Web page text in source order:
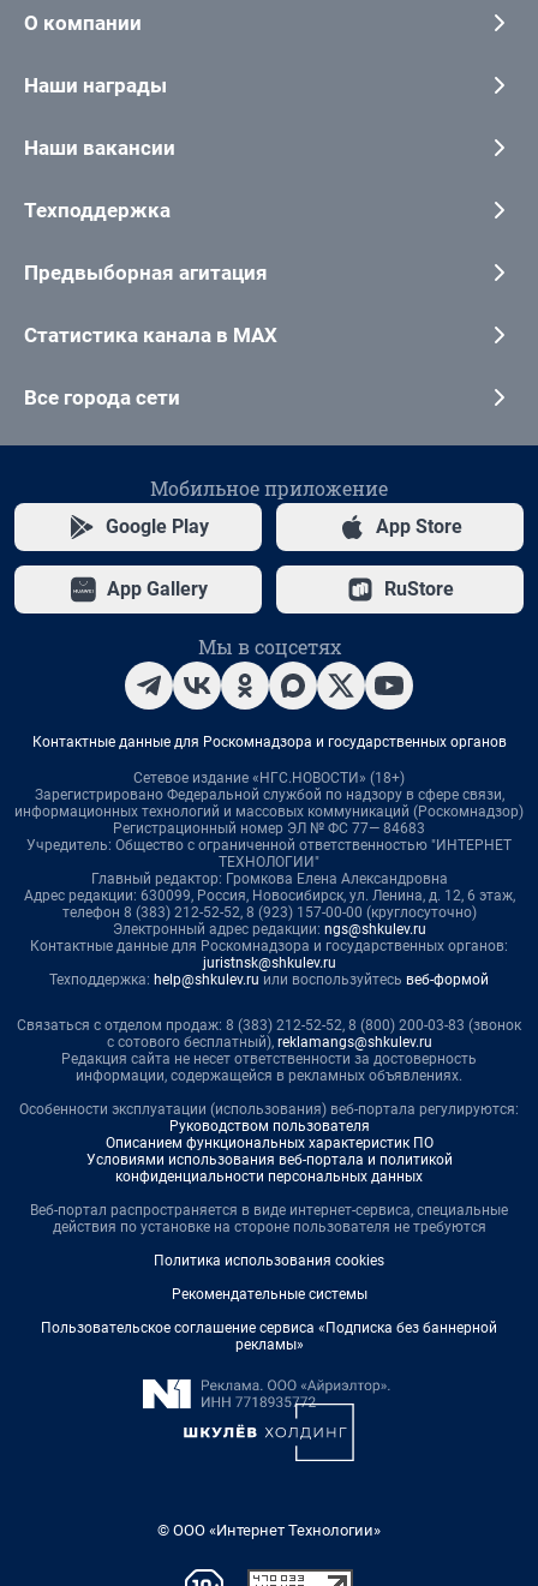
О компании
Наши награды
Наши вакансии
Техподдержка
Предвыборная агитация
Статистика канала в MAX
Все города сети
Мобильное приложение
Google Play App Store
App Gallery RuStore
Мы в соцсетях
Контактные данные для Роскомнадзора и государственных органов
Сетевое издание «НГС.НОВОСТИ» (18+)
Зарегистрировано Федеральной службой по надзору в сфере связи,
информационных технологий и массовых коммуникаций (Роскомнадзор)
Регистрационный номер ЭЛ № ФС 77— 84683
Учредитель: Общество с ограниченной ответственностью "ИНТЕРНЕТ
ТЕХНОЛОГИИ"
Главный редактор: Громкова Елена Александровна
Адрес редакции: 630099, Россия, Новосибирск, ул. Ленина, д. 12, 6 этаж,
телефон 8 (383) 212-52-52, 8 (923) 157-00-00 (круглосуточно)
Электронный адрес редакции: ngs@shkulev.ru
Контактные данные для Роскомнадзора и государственных органов:
juristnsk@shkulev.ru
Техподдержка: help@shkulev.ru или воспользуйтесь веб-формой
Связаться с отделом продаж: 8 (383) 212-52-52, 8 (800) 200-03-83 (звонок
с сотового бесплатный), reklamangs@shkulev.ru
Редакция сайта не несет ответственности за достоверность
информации, содержащейся в рекламных объявлениях.
Особенности эксплуатации (использования) веб-портала регулируются:
Руководством пользователя
Описанием функциональных характеристик ПО
Условиями использования веб-портала и политикой
конфиденциальности персональных данных
Веб-портал распространяется в виде интернет-сервиса, специальные
действия по установке на стороне пользователя не требуются
Политика использования cookies
Рекомендательные системы
Пользовательское соглашение сервиса «Подписка без баннерной
рекламы»
© ООО «Интернет Технологии»